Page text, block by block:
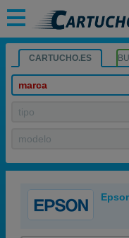
CARTUCHO.ES
marca
tipo
modelo